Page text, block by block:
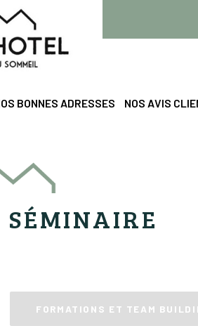
BONNES ADRESSES NOS AVIS
SÉMINAIRE
FORMATIONS ET TEAM